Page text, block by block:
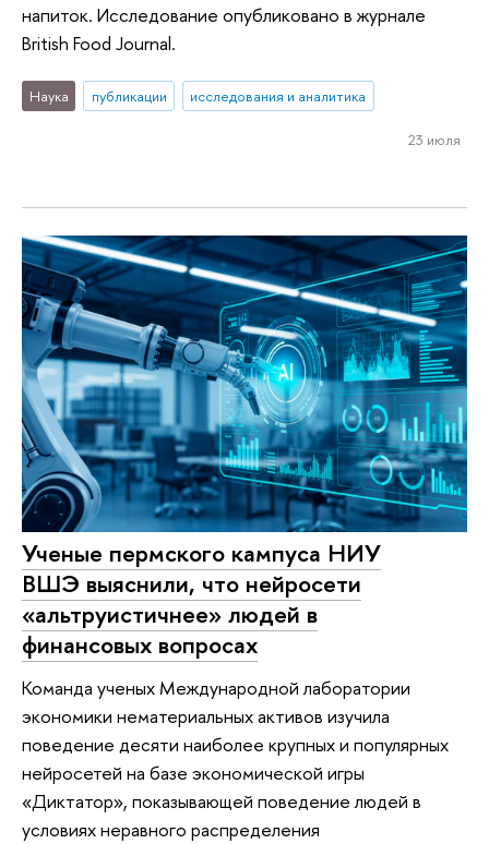
напиток. Исследование опубликовано в журнале
British Food Journal.
Наука публикации исследования и аналитика
23 июля
Ученые пермского кампуса НИУ
ВШЭ выяснили, что нейросети
«альтруистичнее» людей в
финансовых вопросах
Команда ученых Международной лаборатории
экономики нематериальных активов изучила
поведение десяти наиболее крупных и популярных
нейросетей на базе экономической игры
«Диктатор», показывающей поведение людей в
условиях неравного распределения